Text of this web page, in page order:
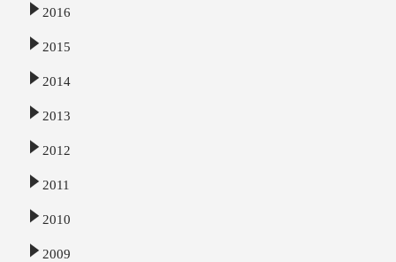
2016
2015
2014
2013
2012
2011
2010
2009